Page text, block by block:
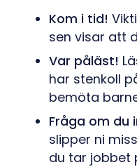
Kom i tid!
sen visar att
Var påläst!
har stenkoll
bemöta
Fråga om du
slipper ni
du tar jobbet